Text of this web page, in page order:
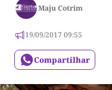
Maju Cotrim
19/09/2017 09:55
Compartilhar